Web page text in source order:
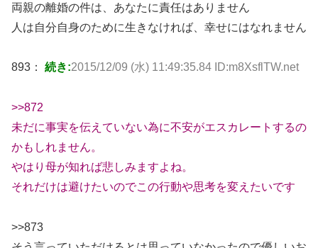
両親の離婚の件は、あなたに責任はありません
人は自分自身のために生きなければ、幸せにはなれません
893： 続き:2015/12/09 (水) 11:49:35.84 ID:m8XsflTW.net
>>872
未だに事実を伝えていない為に不安がエスカレートするの
かもしれません。
やはり母が知れば悲しみますよね。
それだけは避けたいのでこの行動や思考を変えたいです
>>873